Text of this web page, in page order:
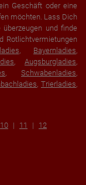
Geschäft oder eine
möchten. Lass Dich
und finde
Rotlichtvermietungen
Bayernladies
,Augsburgladies
Schwabenladies
Trierladies
10 11 12